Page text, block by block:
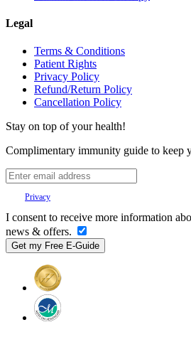
Legal
Terms & Conditions
Patient Rights
Privacy Policy
Refund/Return Policy
Cancellation Policy
Stay on top of your health!
Complimentary immunity guide to keep
Privacy
I consent to receive more information
news & offers.